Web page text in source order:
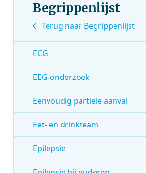
Begrippenlijst
Terug naar Begrippenlijst
ECG
EEG-onderzoek
Eenvoudig partiële aanval
Eet- en drinkteam
Epilepsie